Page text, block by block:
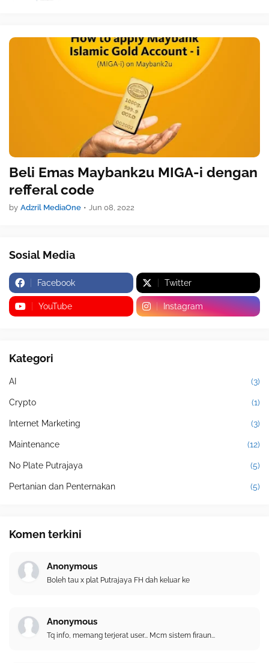
Beli Emas Maybank2u MIGA-i dengan
refferal code
by Adzril MediaOne • Jun 08, 2022
Sosial Media
Facebook Twitter
YouTube Instagram
Kategori
AI (3)
Crypto (1)
Internet Marketing (3)
Maintenance (12)
No Plate Putrajaya (5)
Pertanian dan Penternakan (5)
Komen terkini
Anonymous
Boleh tau x plat Putrajaya FH dah keluar ke
Anonymous
Tq info, memang terjerat user... Mcm sistem firaun...